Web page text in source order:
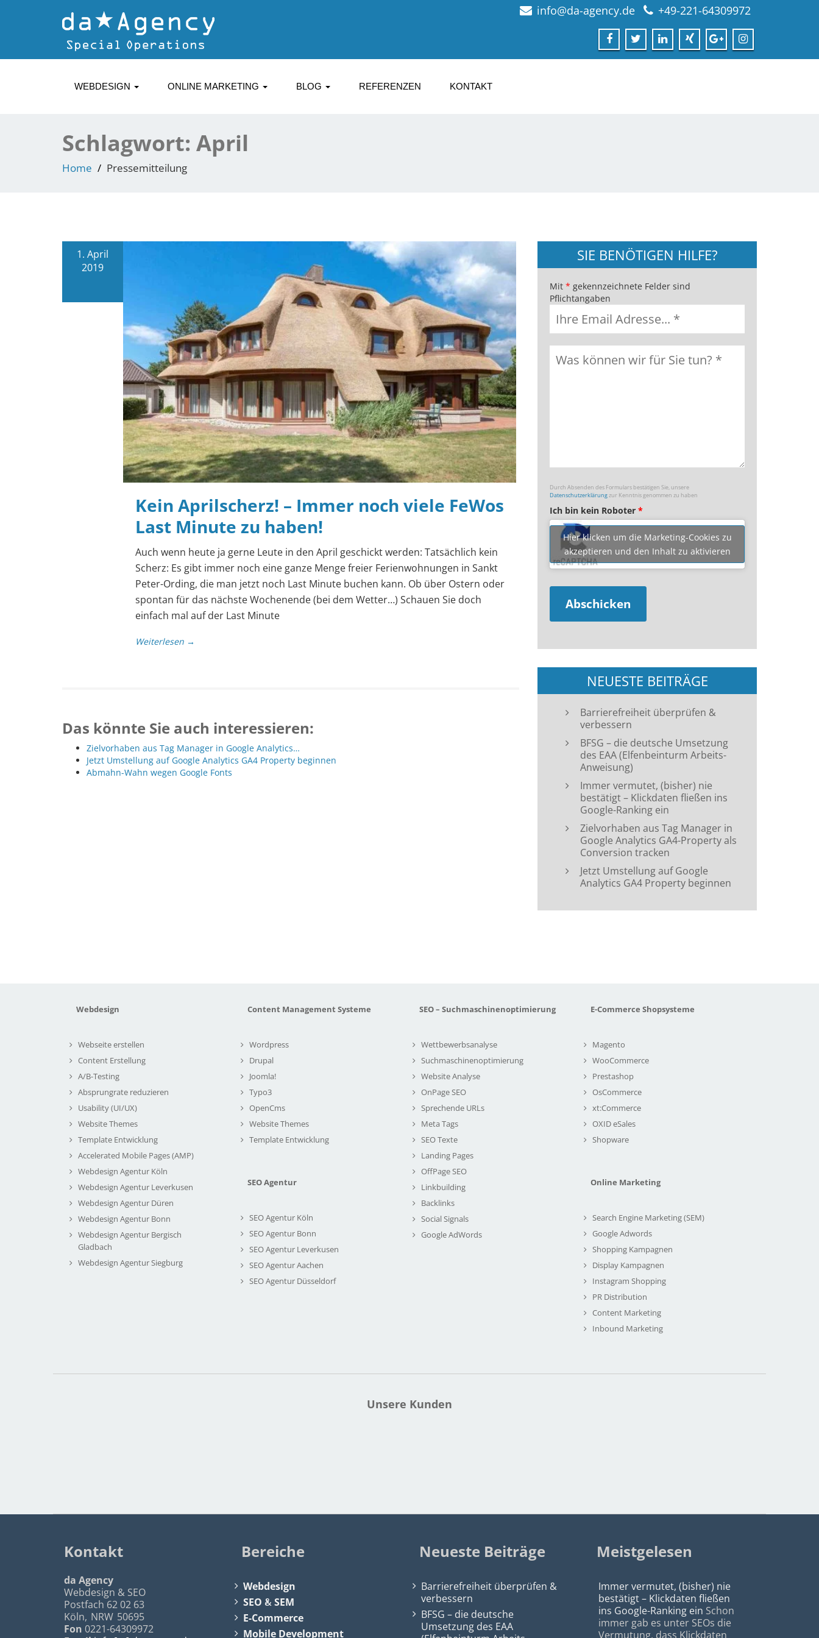
info@da-agency.de +49-221-64309972
WEBDESIGN ONLINE MARKETING BLOG REFERENZEN KONTAKT
Schlagwort: April
Home Pressemitteilung
1. April
2019
Kein Aprilscherz! – Immer noch viele FeWos
Last Minute zu haben!
Auch wenn heute ja gerne Leute in den April geschickt werden: Tatsächlich kein
Scherz: Es gibt immer noch eine ganze Menge freier Ferienwohnungen in Sankt
Peter-Ording, die man jetzt noch Last Minute buchen kann. Ob über Ostern oder
spontan für das nächste Wochenende (bei dem Wetter…) Schauen Sie doch
einfach mal auf der Last Minute
Weiterlesen →
Das könnte Sie auch interessieren:
Zielvorhaben aus Tag Manager in Google Analytics…
Jetzt Umstellung auf Google Analytics GA4 Property beginnen
Abmahn-Wahn wegen Google Fonts
SIE BENÖTIGEN HILFE?
Mit * gekennzeichnete Felder sind
Pflichtangaben
Durch Absenden des Formulars bestätigen Sie, unsere
Datenschutzerklärungzur Kenntnis genommen zu haben
Ich bin kein Roboter *
Hier klicken um die Marketing-Cookies zu
akzeptieren und den Inhalt zu aktivieren
NEUESTE BEITRÄGE
Barrierefreiheit überprüfen &
verbessern
BFSG – die deutsche Umsetzung
des EAA (Elfenbeinturm Arbeits-
Anweisung)
Immer vermutet, (bisher) nie
bestätigt – Klickdaten fließen ins
Google-Ranking ein
Zielvorhaben aus Tag Manager in
Google Analytics GA4-Property als
Conversion tracken
Jetzt Umstellung auf Google
Analytics GA4 Property beginnen
Webdesign
Webseite erstellen
Content Erstellung
A/B-Testing
Absprungrate reduzieren
Usability (UI/UX)
Website Themes
Template Entwicklung
Accelerated Mobile Pages (AMP)
Webdesign Agentur Köln
Webdesign Agentur Leverkusen
Webdesign Agentur Düren
Webdesign Agentur Bonn
Webdesign Agentur Bergisch
Gladbach
Webdesign Agentur Siegburg
Content Management Systeme
Wordpress
Drupal
Joomla!
Typo3
OpenCms
Website Themes
Template Entwicklung
SEO Agentur
SEO Agentur Köln
SEO Agentur Bonn
SEO Agentur Leverkusen
SEO Agentur Aachen
SEO Agentur Düsseldorf
SEO – Suchmaschinenoptimierung
Wettbewerbsanalyse
Suchmaschinenoptimierung
Website Analyse
OnPage SEO
Sprechende URLs
Meta Tags
SEO Texte
Landing Pages
OffPage SEO
Linkbuilding
Backlinks
Social Signals
Google AdWords
E-Commerce Shopsysteme
Magento
WooCommerce
Prestashop
OsCommerce
xt:Commerce
OXID eSales
Shopware
Online Marketing
Search Engine Marketing (SEM)
Google Adwords
Shopping Kampagnen
Display Kampagnen
Instagram Shopping
PR Distribution
Content Marketing
Inbound Marketing
Unsere Kunden
Kontakt
da Agency
Webdesign & SEO
Postfach 62 02 63
Köln, NRW 50695
Fon 0221-64309972
Bereiche
Webdesign
SEO &SEM
E-Commerce
Mobile Development
Neueste Beiträge
Barrierefreiheit überprüfen &
verbessern
BFSG – die deutsche
Umsetzung des EAA
Meistgelesen
Immer vermutet, (bisher) nie
bestätigt – Klickdaten fließen
ins Google-Ranking ein Schon
immer gab es unter SEOs die
Vermutung, dass Klickdaten